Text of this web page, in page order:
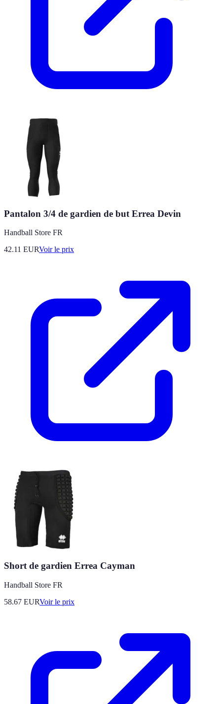
Pantalon 3/4 de gardien de but Errea Devin
Handball Store FR
42.11 EURVoir le prix
Short de gardien Errea Cayman
Handball Store FR
58.67 EURVoir le prix